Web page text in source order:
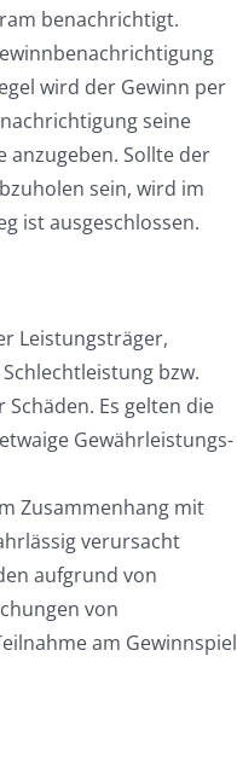
benachrichtigt.
wird der Gewinn per
seine
anzugeben. Sollte der
sein, wird im
ist ausgeschlossen.
Leistungsträger,
bzw.
Es gelten die
Gewährleistungs-
Zusammenhang mit
verursacht
aufgrund von
von
am Gewinnspiel